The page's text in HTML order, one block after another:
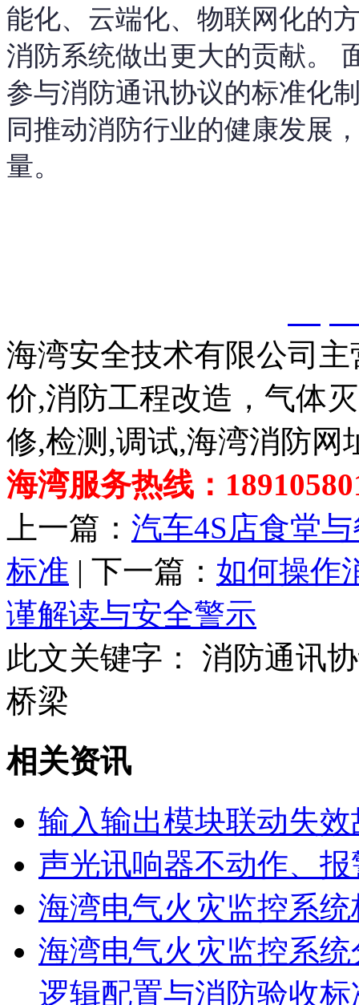
能化、云端化、物联网化的
消防系统做出更大的贡献。
参与消防通讯协议的标准化
同推动消防行业的健康发展
量。
海湾安全技术有限公司
价,消防工程改造，气体
修,检测,调试,海湾消防网
海湾服务热线：
上一篇： 汽车4S店食堂
标准 | 下一篇： 如何操作
谨解读与安全警示
此文关键字：
消防通讯
桥梁
相关资讯
输入输出模块联动失效
声光讯响器不动作、
海湾电气火灾监控系
海湾电气火灾监控系
逻辑配置与消防验收标